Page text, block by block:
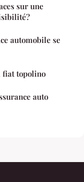
sur une
automobile se
fiat topolino
auto